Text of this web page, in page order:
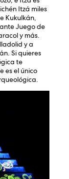
Itzá miles
Kukulkán,
Juego de
y más.
y a
Si quieres
te
es el único